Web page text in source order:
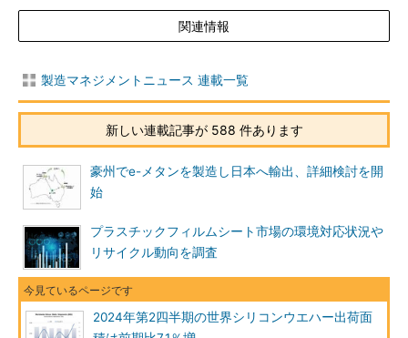
関連情報
製造マネジメントニュース 連載一覧
新しい連載記事が 588 件あります
豪州でe-メタンを製造し日本へ輸出、詳細検討を開
始
プラスチックフィルムシート市場の環境対応状況や
リサイクル動向を調査
2024年第2四半期の世界シリコンウエハー出荷面